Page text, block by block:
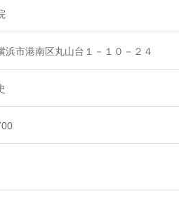
浜市港南区丸山台１－１０－２４